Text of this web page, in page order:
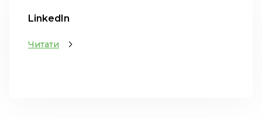
LinkedIn
Читати